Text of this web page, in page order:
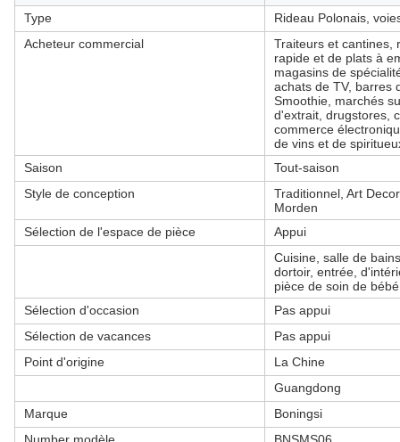
Type
Rideau Polonais,
Acheteur commercial
Traiteurs et cantines,
rapide et de plats à
magasins de
achats de TV, barres
Smoothie, marchés
d'extrait, drugstores,
commerce
de vins et de
Saison
Tout-saison
Style de conception
Traditionnel, Art
Morden
Sélection de l'espace de pièce
Appui
Cuisine, salle de
dortoir, entrée,
pièce de soin de
Sélection d'occasion
Pas appui
Sélection de vacances
Pas appui
Point d'origine
La Chine
Guangdong
Marque
Boningsi